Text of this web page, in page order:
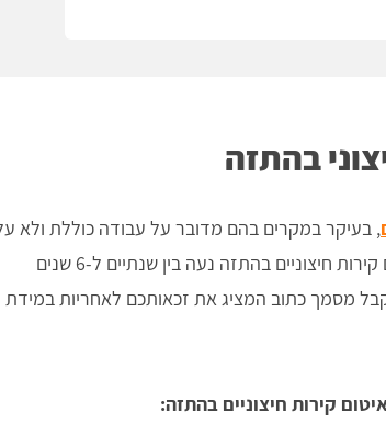
בהתזה
, בעיקר במקרים בהם מדובר על עבודה כוללת ולא
תיקון נקודתי. משך תקופת האחריות על איטום קירות חיצוניים בהתזה נעה בין שנתיים ל-6 שנים
מסמך כתוב המציג את זכאותכם לאחריות במידת
קירות חיצוניים בהתזה: